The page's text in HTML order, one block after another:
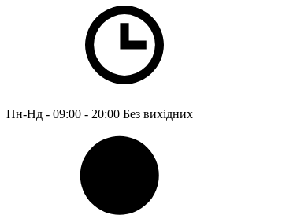
Пн-Нд - 09:00 - 20:00 Без вихідних